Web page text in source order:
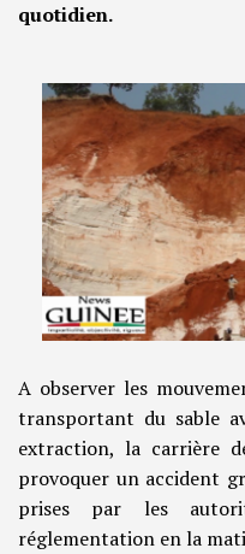
quotidien.
A observer les
transportant du sable
extraction, la carrière
provoquer un accident
prises par les
réglementation en la